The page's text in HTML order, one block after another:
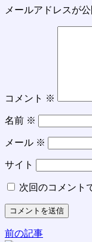
メールアドレスが
コメント ※
名前 ※
メール ※
サイト
次回のコメント
前の記事